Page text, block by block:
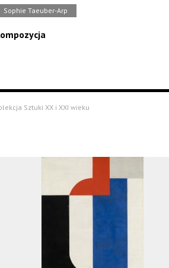
Sophie Taeuber-Arp
Sztuki XX i XXI wieku